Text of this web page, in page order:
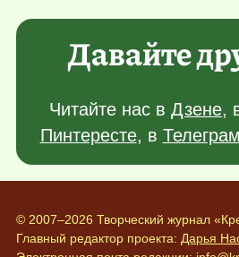
Давайте
Читайте нас в Дзене,
Пинтересте, в
© 2007–2026 Творческий журнал
Главный редактор проекта: Дарья